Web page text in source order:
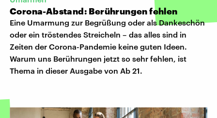
Corona-Abstand: Berührungen fehlen
Eine Umarmung zur Begrüßung oder als Dankeschön
oder ein tröstendes Streicheln – das alles sind in
Zeiten der Corona-Pandemie keine guten Ideen.
Warum uns Berührungen jetzt so sehr fehlen, ist
Thema in dieser Ausgabe von Ab 21.